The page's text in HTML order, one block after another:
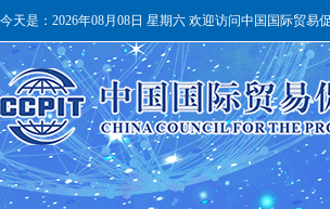
今天是： 2026年08月08日 星期六 欢迎访问中国国际贸易